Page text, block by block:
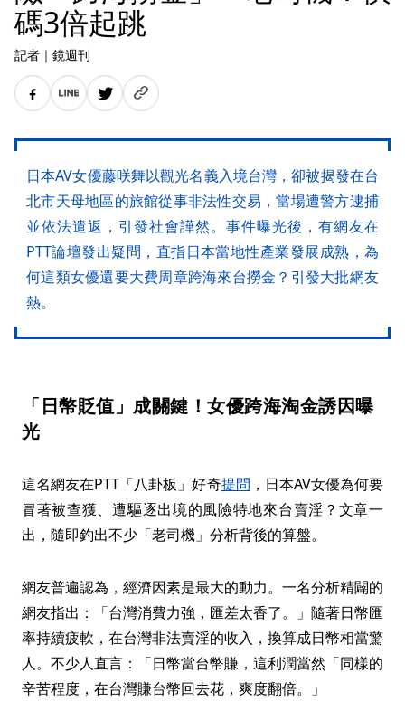
碼3倍起跳
記者 ｜ 鏡週刊
日本AV女優藤咲舞以觀光名義入境台灣，卻被揭發在台
北市天母地區的旅館從事非法性交易，當場遭警方逮捕
並依法遣返，引發社會譁然。事件曝光後，有網友在
PTT論壇發出疑問，直指日本當地性產業發展成熟，為
何這類女優還要大費周章跨海來台撈金？引發大批網友
熱。
「日幣貶值」成關鍵！女優跨海淘金誘因曝
光
這名網友在PTT「八卦板」好奇提問 ，日本AV女優為何要
冒著被查獲、遭驅逐出境的風險特地來台賣淫？文章一
出，隨即釣出不少「老司機」分析背後的算盤。
網友普遍認為，經濟因素是最大的動力。一名分析精闢的
網友指出：「台灣消費力強，匯差太香了。」隨著日幣匯
率持續疲軟，在台灣非法賣淫的收入，換算成日幣相當驚
人。不少人直言：「日幣當台幣賺，這利潤當然「同樣的
辛苦程度，在台灣賺台幣回去花，爽度翻倍。」